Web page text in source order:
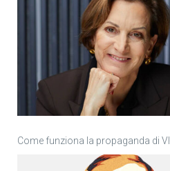
Come funziona la propaganda di